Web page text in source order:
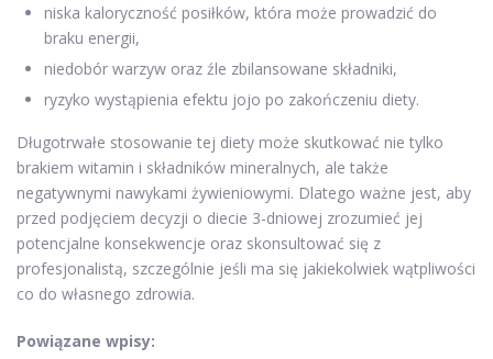
niska kaloryczność posiłków, która może prowadzić do
braku energii,
niedobór warzyw oraz źle zbilansowane składniki,
ryzyko wystąpienia efektu jojo po zakończeniu diety.
Długotrwałe stosowanie tej diety może skutkować nie tylko
brakiem witamin i składników mineralnych, ale także
negatywnymi nawykami żywieniowymi. Dlatego ważne jest, aby
przed podjęciem decyzji o diecie 3-dniowej zrozumieć jej
potencjalne konsekwencje oraz skonsultować się z
profesjonalistą, szczególnie jeśli ma się jakiekolwiek wątpliwości
co do własnego zdrowia.
Powiązane wpisy: